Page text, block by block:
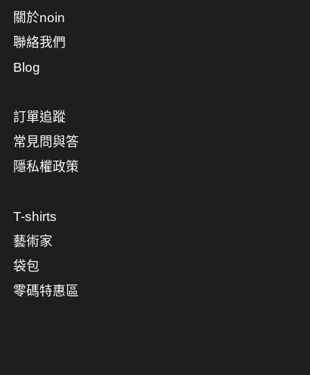
關於noin
聯絡我們
Blog
訂單追蹤
常見問與答
隱私權政策
T-shirts
藝術家
袋包
零碼特惠區